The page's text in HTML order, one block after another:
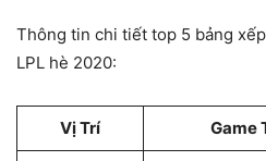
Thông tin chi tiết top 5 bảng
LPL hè 2020:
Vị Trí Game